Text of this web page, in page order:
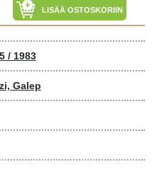
LISÄÄ OSTOSKORIIN
/ 1983
Galep